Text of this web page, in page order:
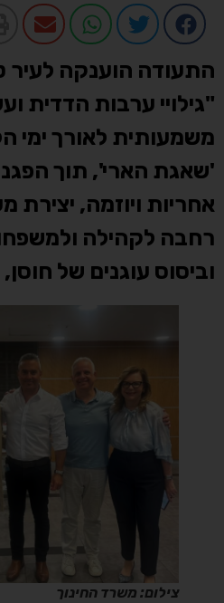
התעודה הוענקה לעיר
"גילויי ערבות הדדית
משמעותית לאורך ימי
'שאגת הארי', תוך
אחריות ויוזמה,
רחבה לקהילה
וביסוס עוגנים של חוסן,
צילום: משרד החינוך